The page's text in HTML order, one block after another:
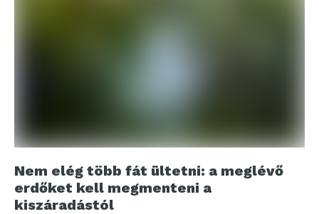
Nem elég több fát ültetni: a meglévő
erdőket kell megmenteni a
kiszáradástól